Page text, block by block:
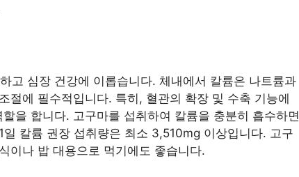
고 심장 건강에 이롭습니다. 체내에서 칼륨은 나트륨과
절에 필수적입니다. 특히, 혈관의 확장 및 수축 기능에
을 합니다. 고구마를 섭취하여 칼륨을 충분히 흡수하면
칼륨 권장 섭취량은 최소 3,510mg 이상입니다. 고구
이나 밥 대용으로 먹기에도 좋습니다.